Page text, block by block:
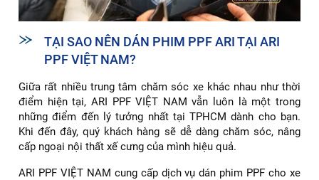
TẠI SAO NÊN DÁN PHIM PPF ARI TẠI ARI
PPF VIỆT NAM?
Giữa rất nhiều trung tâm chăm sóc xe khác nhau như thời
điểm hiện tại, ARI PPF VIỆT NAM vẫn luôn là một trong
những điểm đến lý tưởng nhất tại TPHCM dành cho bạn.
Khi đến đây, quý khách hàng sẽ dễ dàng chăm sóc, nâng
cấp ngoại nội thất xế cưng của mình hiệu quả.
ARI PPF VIỆT NAM cung cấp dịch vụ dán phim PPF cho xe